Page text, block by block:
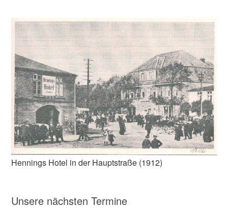
Hennings Hotel in der Hauptstraße (1912)
Unsere nächsten Termine